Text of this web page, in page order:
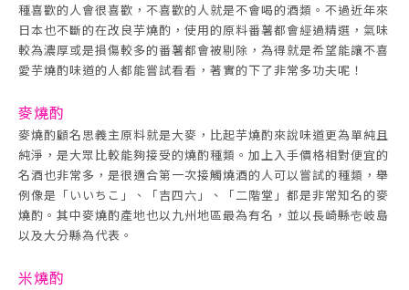
種喜歡的人會很喜歡，不喜歡的人就是不會喝的酒類。不過近年來
日本也不斷的在改良芋燒酌，使用的原料番薯都會經過精選，氣味
較為濃厚或是損傷較多的番薯都會被剔除，為得就是希望能讓不喜
愛芋燒酌味道的人都能嘗試看看，著實的下了非常多功夫呢！
麥燒酌
麥燒酌顧名思義主原料就是大麥，比起芋燒酌來說味道更為單純且
純淨，是大眾比較能夠接受的燒酌種類。加上入手價格相對便宜的
名酒也非常多，是很適合第一次接觸燒酒的人可以嘗試的種類，舉
例像是「いいちこ」、「吉四六」、「二階堂」都是非常知名的麥
燒酌。其中麥燒酌產地也以九州地區最為有名，並以長崎縣壱岐島
以及大分縣為代表。
米燒酌